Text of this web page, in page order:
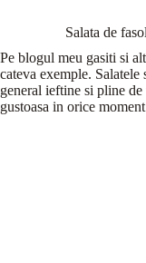
Salata de
Pe blogul meu gasiti si
cateva exemple. Salatele
general ieftine si pline
gustoasa in orice